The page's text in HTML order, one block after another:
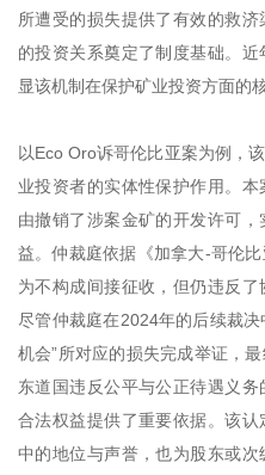
所遭受的损失提供了有效的救
的投资关系奠定了制度基础。
显该机制在保护矿业投资方面的
以Eco Oro诉哥伦比亚案为例，
业投资者的实体性保护作用。
由撤销了涉案金矿的开发许可
益。仲裁庭依据《加拿大-哥伦
为不构成间接征收，但仍违反了
尽管仲裁庭在2024年的后续裁
机会”所对应的损失完成举证，
东道国违反公平与公正待遇义
合法权益提供了重要依据。该
中的地位与声誉，也为股东或